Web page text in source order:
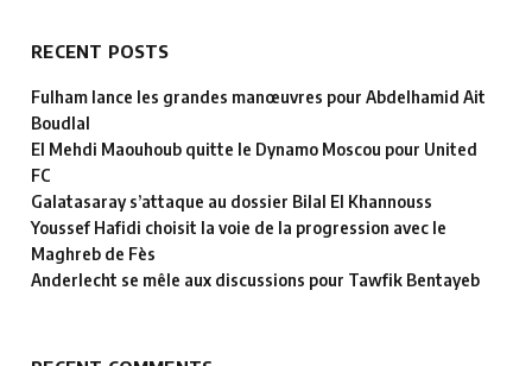
RECENT POSTS
Fulham lance les grandes manœuvres pour Abdelhamid Ait
Boudlal
El Mehdi Maouhoub quitte le Dynamo Moscou pour United
FC
Galatasaray s’attaque au dossier Bilal El Khannouss
Youssef Hafidi choisit la voie de la progression avec le
Maghreb de Fès
Anderlecht se mêle aux discussions pour Tawfik Bentayeb